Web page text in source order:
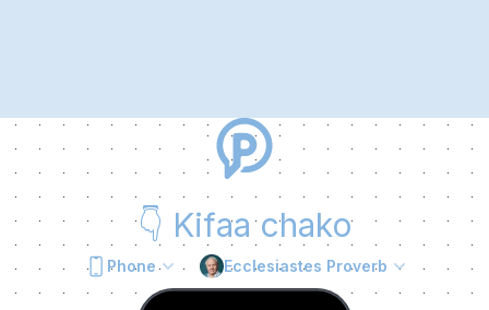
👇 Kifaa chako
Phone Ecclesiastes Proverb